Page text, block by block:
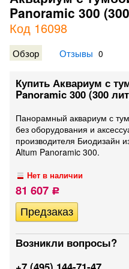
Panoramic 300
Код 16098
Обзор Отзывы 0
Купить Аквариум с
Panoramic 300 (300
Панорамный аквариум с
без оборудования и
производителя Биодизайн
Altum Panoramic 300.
Нет в наличии
81 607 Р
Возникли вопросы?